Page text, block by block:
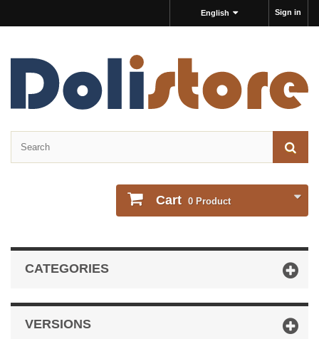
Sign in
English
Cart 0 Product
CATEGORIES
VERSIONS